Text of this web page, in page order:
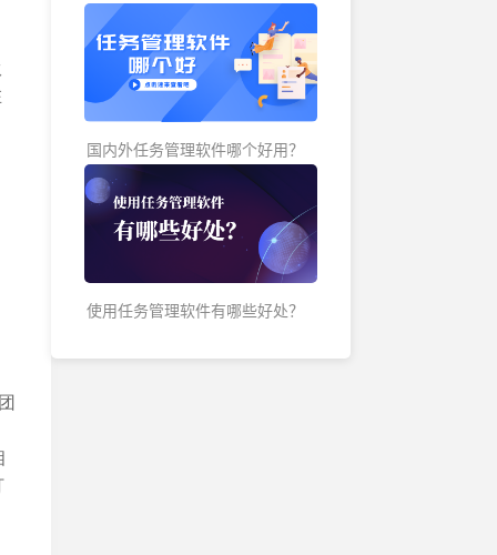
联系我们
各地办公地址及联系方式
国内外任务管理软件哪个好用？
使用任务管理软件有哪些好处？